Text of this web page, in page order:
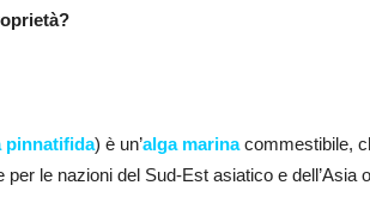
pinnatifida) è un’alga marinacommestibile,
per le nazioni del Sud-Est asiatico e dell’Asia